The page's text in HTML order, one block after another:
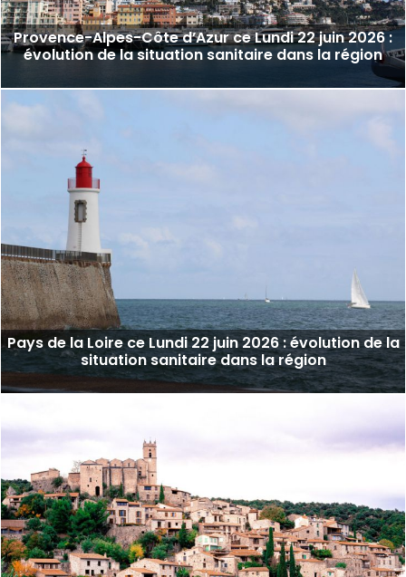
Provence-Alpes-Côte d’Azur ce Lundi 22 juin 2026 :
évolution de la situation sanitaire dans la région
Pays de la Loire ce Lundi 22 juin 2026 : évolution de la
situation sanitaire dans la région